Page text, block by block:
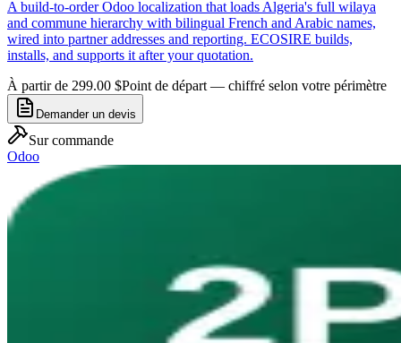
A build-to-order Odoo localization that loads Algeria's full wilaya
and commune hierarchy with bilingual French and Arabic names,
wired into partner addresses and reporting. ECOSIRE builds,
installs, and supports it after your quotation.
À partir de 299.00 $Point de départ — chiffré selon votre périmètre
Demander un devis
Sur commande
Odoo